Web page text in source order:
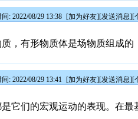
: 2022/08/29 13:38 [加为好友][发送消息][
，有形物质体是场物质组成
: 2022/08/29 13:41 [加为好友][发送消息][
它们的宏观运动的表现。在